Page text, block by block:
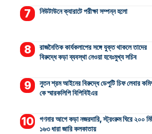
নিউটাউনে ক্যারাটে পরীক্ষা সম্পন্ন হলো
রাজনৈতিক কার্যকলাপের সঙ্গে যুক্ত থাকলে তাদের
বিরুদ্ধে কড়া ব্যবস্থা নেওয়া হবেঃমুখ্য সচিব
নুতন শ্রম আইনের বিরুদ্ধে ডেপুটি চিফ লেবার
কে স্মারকলিপি বিপিবিইএর
গণনার আগে কড়া নজরদারি, স্ট্রংরুম ঘিরে ২০০
১৬৩ ধারা জারি কলকাতায়